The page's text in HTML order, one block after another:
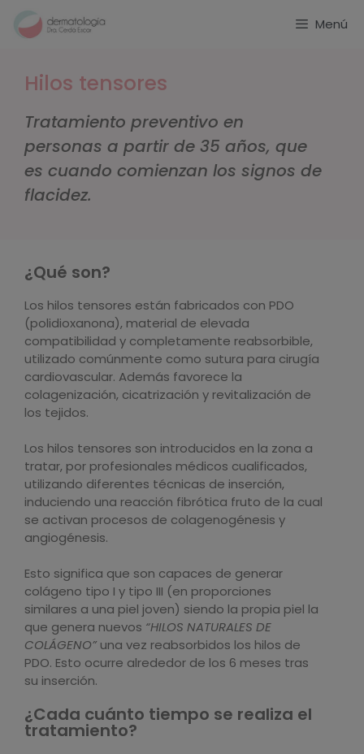
Menú
Hilos tensores
Tratamiento preventivo en
personas a partir de 35 años, que
es cuando comienzan los signos de
flacidez.
¿Qué son?
Los hilos tensores están fabricados con PDO
(polidioxanona), material de elevada
compatibilidad y completamente reabsorbible,
utilizado comúnmente como sutura para cirugía
cardiovascular. Además favorece la
colagenización, cicatrización y revitalización de
los tejidos.
Los hilos tensores son introducidos en la zona a
tratar, por profesionales médicos cualificados,
utilizando diferentes técnicas de inserción,
induciendo una reacción fibrótica fruto de la cual
se activan procesos de colagenogénesis y
angiogénesis.
Esto significa que son capaces de generar
colágeno tipo I y tipo III (en proporciones
similares a una piel joven) siendo la propia piel la
que genera nuevos “HILOS NATURALES DE
COLÁGENO” una vez reabsorbidos los hilos de
PDO. Esto ocurre alrededor de los 6 meses tras
su inserción.
¿Cada cuánto tiempo se realiza el
tratamiento?